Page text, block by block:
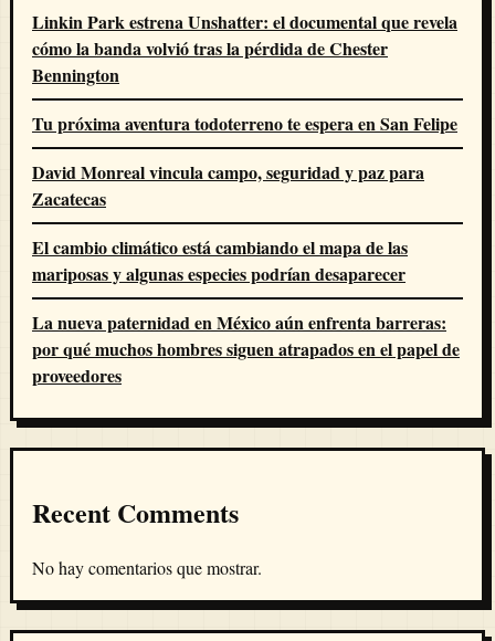
Linkin Park estrena Unshatter: el documental que revela
cómo la banda volvió tras la pérdida de Chester
Bennington
Tu próxima aventura todoterreno te espera en San Felipe
David Monreal vincula campo, seguridad y paz para
Zacatecas
El cambio climático está cambiando el mapa de las
mariposas y algunas especies podrían desaparecer
La nueva paternidad en México aún enfrenta barreras:
por qué muchos hombres siguen atrapados en el papel de
proveedores
Recent Comments
No hay comentarios que mostrar.